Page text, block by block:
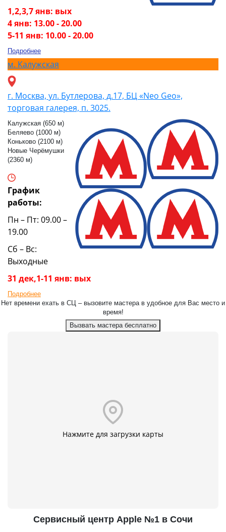
1,2,3,7 янв: вых
4 янв: 13.00 - 20.00
5-11 янв: 10.00 - 20.00
Подробнее
м. Калужская
г. Москва, ул. Бутлерова, д.17, БЦ «Neo Geo»,
торговая галерея, п. 3025.
Калужская (650 м)
Беляево (1000 м)
Коньково (2100 м)
Новые Черёмушки
(2360 м)
График
работы:
Пн – Пт: 09.00 –
19.00
Сб – Вс:
Выходные
31 дек,1-11 янв: вых
Подробнее
Нет времени ехать в СЦ – вызовите мастера в удобное для Вас место и
время!
Вызвать мастера бесплатно
Нажмите для загрузки карты
Сервисный центр Apple №1 в Сочи